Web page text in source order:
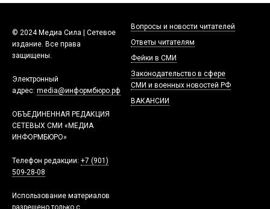
© 2024 Медиа Сила | Сетевое
издание. Все права
защищены.
Электронный
адрес: media@информбюро.рф
ОБЪЕДИНЕННАЯ РЕДАКЦИЯ
СЕТЕВЫХ СМИ «МЕДИА
ИНФОРМБЮРО»
Телефон редакции: +7 (901)
509-28-08
Использование материалов
разрешено только с
Вопросы и новости читателей
Ответы читателям
Фейки в СМИ
Законодательство в сфере
СМИ и военных новостей РФ
ВАКАНСИИ